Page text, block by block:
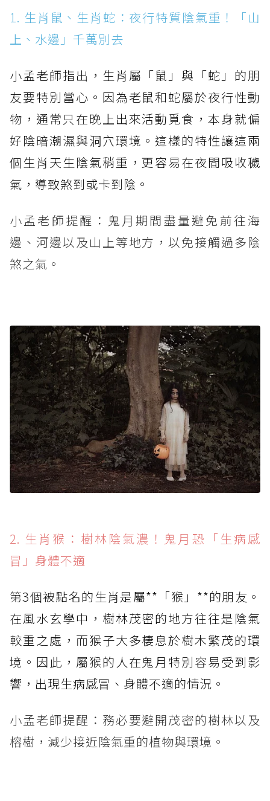
1. 生肖鼠、生肖蛇：夜行特質陰氣重！「山
上、水邊」千萬別去
小孟老師指出，生肖屬「鼠」與「蛇」的朋
友要特別當心。因為老鼠和蛇屬於夜行性動
物，通常只在晚上出來活動覓食，本身就偏
好陰暗潮濕與洞穴環境。這樣的特性讓這兩
個生肖天生陰氣稍重，更容易在夜間吸收穢
氣，導致煞到或卡到陰。
小孟老師提醒：鬼月期間盡量避免前往海
邊、河邊以及山上等地方，以免接觸過多陰
煞之氣。
2. 生肖猴：樹林陰氣濃！鬼月恐「生病感
冒」身體不適
第3個被點名的生肖是屬**「猴」**的朋友。
在風水玄學中，樹林茂密的地方往往是陰氣
較重之處，而猴子大多棲息於樹木繁茂的環
境。因此，屬猴的人在鬼月特別容易受到影
響，出現生病感冒、身體不適的情況。
小孟老師提醒：務必要避開茂密的樹林以及
榕樹，減少接近陰氣重的植物與環境。